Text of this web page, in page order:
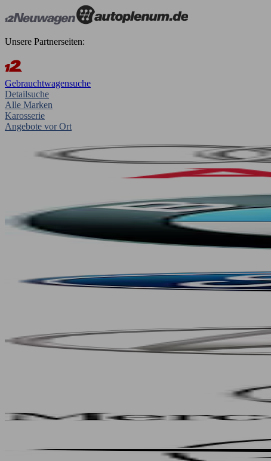
Unsere Partnerseiten:
Gebrauchtwagensuche
Detailsuche
Alle Marken
Karosserie
Angebote vor Ort